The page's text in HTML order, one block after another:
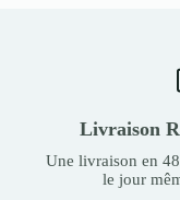
Livraison
Une livraison en
le jour